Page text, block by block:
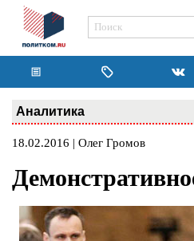
Аналитика
18.02.2016 | Олег Громов